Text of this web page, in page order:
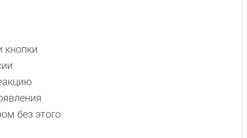
кнопки
без этого